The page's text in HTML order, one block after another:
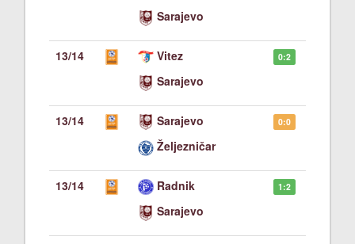
Sarajevo
13/14
Vitez
Sarajevo
0:2
13/14
Sarajevo
Željezničar
0:0
13/14
Radnik
Sarajevo
1:2